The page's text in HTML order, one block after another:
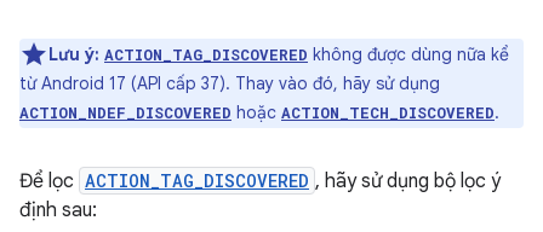
Lưu ý: ACTION_TAG_DISCOVERED không được dùng nữa kể
từ Android 17 (API cấp 37). Thay vào đó, hãy sử dụng
ACTION_NDEF_DISCOVERED hoặc ACTION_TECH_DISCOVERED.
Để lọc ACTION_TAG_DISCOVERED , hãy sử dụng bộ lọc ý
định sau: